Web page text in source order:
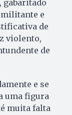
gabaritado
e
de
violento,
de
e se
uma figura
muita falta